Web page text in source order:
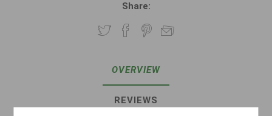
Share:
OVERVIEW
REVIEWS